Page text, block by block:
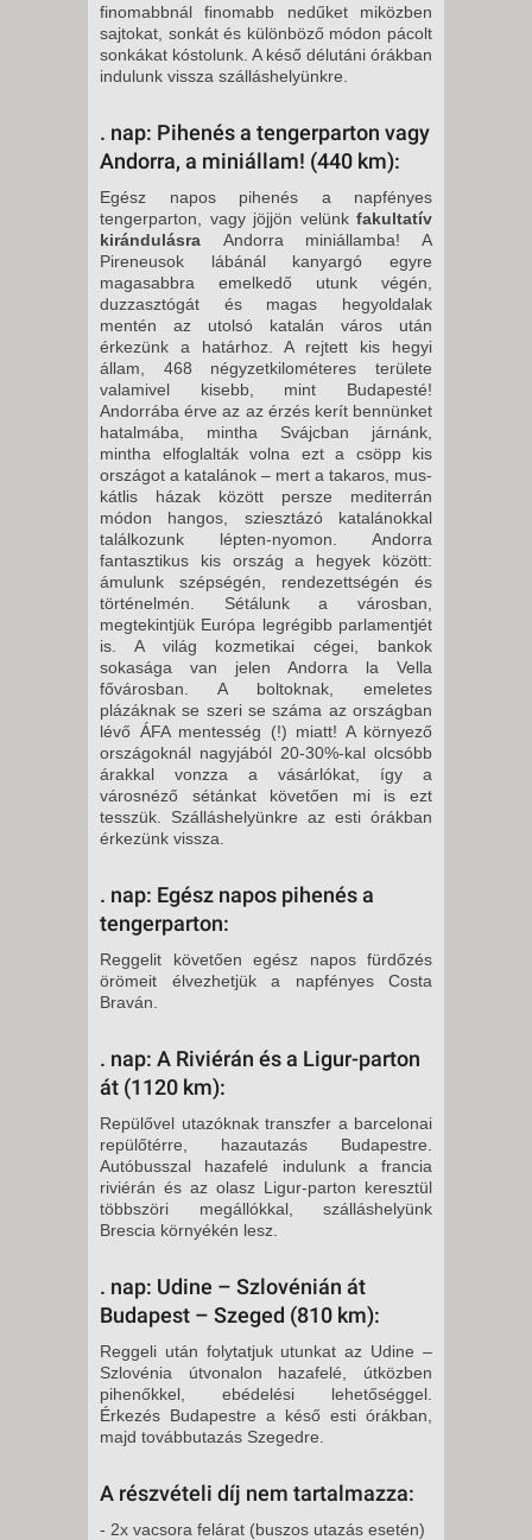
finomabbnál finomabb nedűket miközben
sajtokat, sonkát és különböző módon pácolt
sonkákat kóstolunk. A késő délutáni órákban
in­dulunk vissza szálláshelyünkre.
. nap: Pihenés a tengerparton vagy
Andorra, a miniállam! (440 km):
Egész napos pihenés a napfényes
tengerparton, vagy jöjjön velünk fakultatív
kirándulásra Andorra mi­niállamba! A
Pireneusok lábánál kanyargó egyre
magasabbra emel­kedő utunk végén,
duzzasztógát és magas hegyoldalak
mentén az utolsó katalán város után
érkezünk a határhoz. A rejtett kis hegyi
állam, 468 négyzetkilométeres területe
valamivel kisebb, mint Budapesté!
Andorrába érve az az érzés ke­rít bennünket
hatalmába, mintha Svájcban járnánk,
mintha elfoglal­ták volna ezt a csöpp kis
országot a katalánok – mert a takaros, mus­
kátlis házak között persze mediterrán
módon hangos, sziesztázó katalá­nokkal
találkozunk lépten-nyomon. Andorra
fantasztikus kis ország a hegyek között:
ámulunk szépségén, rendezettségén és
történelmén. Sétálunk a városban,
megtekintjük Európa legrégibb parlamentjét
is. A világ kozmetikai cégei, bankok
sokasága van jelen Andorra la Vella
fővárosban. A boltoknak, emele­tes
plázáknak se szeri se száma az országban
lévő ÁFA mentesség (!) miatt! A környező
országok­nál nagyjából 20-30%-kal olcsóbb
árakkal vonzza a vásárlókat, így a
városnéző sétánkat követően mi is ezt
tesszük. Szálláshelyünkre az esti órákban
érkezünk vissza.
. nap: Egész napos pihenés a
tengerparton:
Reggelit követően egész napos fürdőzés
örömeit élvezhetjük a napfényes Costa
Braván.
. nap: A Riviérán és a Ligur-parton
át (1120 km):
Repülővel utazóknak transzfer a barcelonai
repülőtérre, hazautazás Budapestre.
Autóbusszal hazafelé indulunk a francia
riviérán és az olasz Ligur-parton keresztül
több­szöri megállókkal, szálláshelyünk
Brescia környékén lesz.
. nap: Udine – Szlovénián át
Budapest – Szeged (810 km):
Reggeli után folytatjuk utunkat az Udine –
Szlovénia útvonalon hazafe­lé, útközben
pihenőkkel, ebédelési lehetőséggel.
Érkezés Budapestre a késő esti órákban,
majd továbbuta­zás Szegedre.
A részvételi díj nem tartalmazza:
- 2x vacsora felárat (buszos utazás esetén)